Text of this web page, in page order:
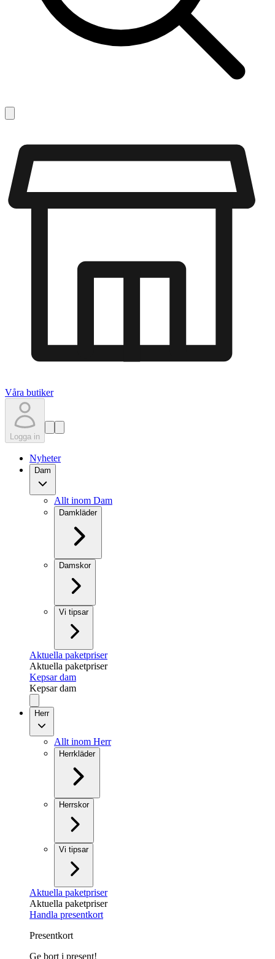
Våra butiker
Logga in
Nyheter
Dam
Allt inom Dam
Damkläder
Damskor
Vi tipsar
Aktuella paketpriser
Aktuella paketpriser
Kepsar dam
Kepsar dam
Herr
Allt inom Herr
Herrkläder
Herrskor
Vi tipsar
Aktuella paketpriser
Aktuella paketpriser
Handla presentkort
Presentkort
Ge bort i present!